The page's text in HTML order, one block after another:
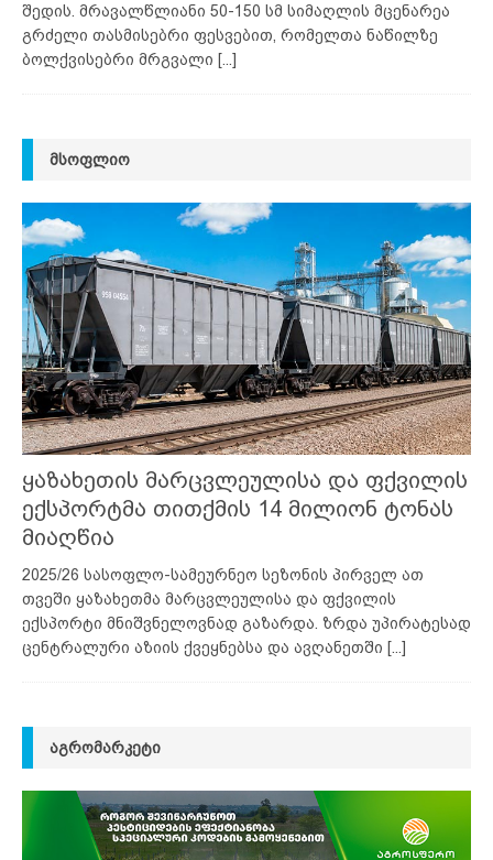
შედის. მრავალწლიანი 50-150 სმ სიმაღლის მცენარეა
გრძელი თასმისებრი ფესვებით, რომელთა ნაწილზე
ბოლქვისებრი მრგვალი [...]
ᲛᲡᲝᲤᲚᲘᲝ
ყაზახეთის მარცვლეულისა და ფქვილის
ექსპორტმა თითქმის 14 მილიონ ტონას
მიაღწია
2025/26 სასოფლო-სამეურნეო სეზონის პირველ ათ
თვეში ყაზახეთმა მარცვლეულისა და ფქვილის
ექსპორტი მნიშვნელოვნად გაზარდა. ზრდა უპირატესად
ცენტრალური აზიის ქვეყნებსა და ავღანეთში [...]
ᲐᲒᲠᲝᲛᲐᲠᲙᲔᲢᲘ